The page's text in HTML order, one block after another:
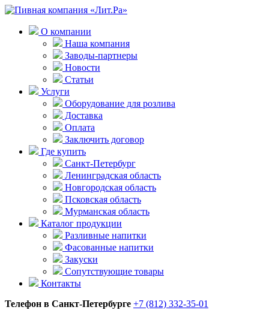
О компании
Наша компания
Заводы-партнеры
Новости
Статьи
Услуги
Оборудование для розлива
Доставка
Оплата
Заключить договор
Где купить
Санкт-Петербург
Ленинградская область
Новгородская область
Псковская область
Мурманская область
Каталог продукции
Разливные напитки
Фасованные напитки
Закуски
Сопутствующие товары
Контакты
Телефон в Санкт-Петербурге +7 (812) 332-35-01